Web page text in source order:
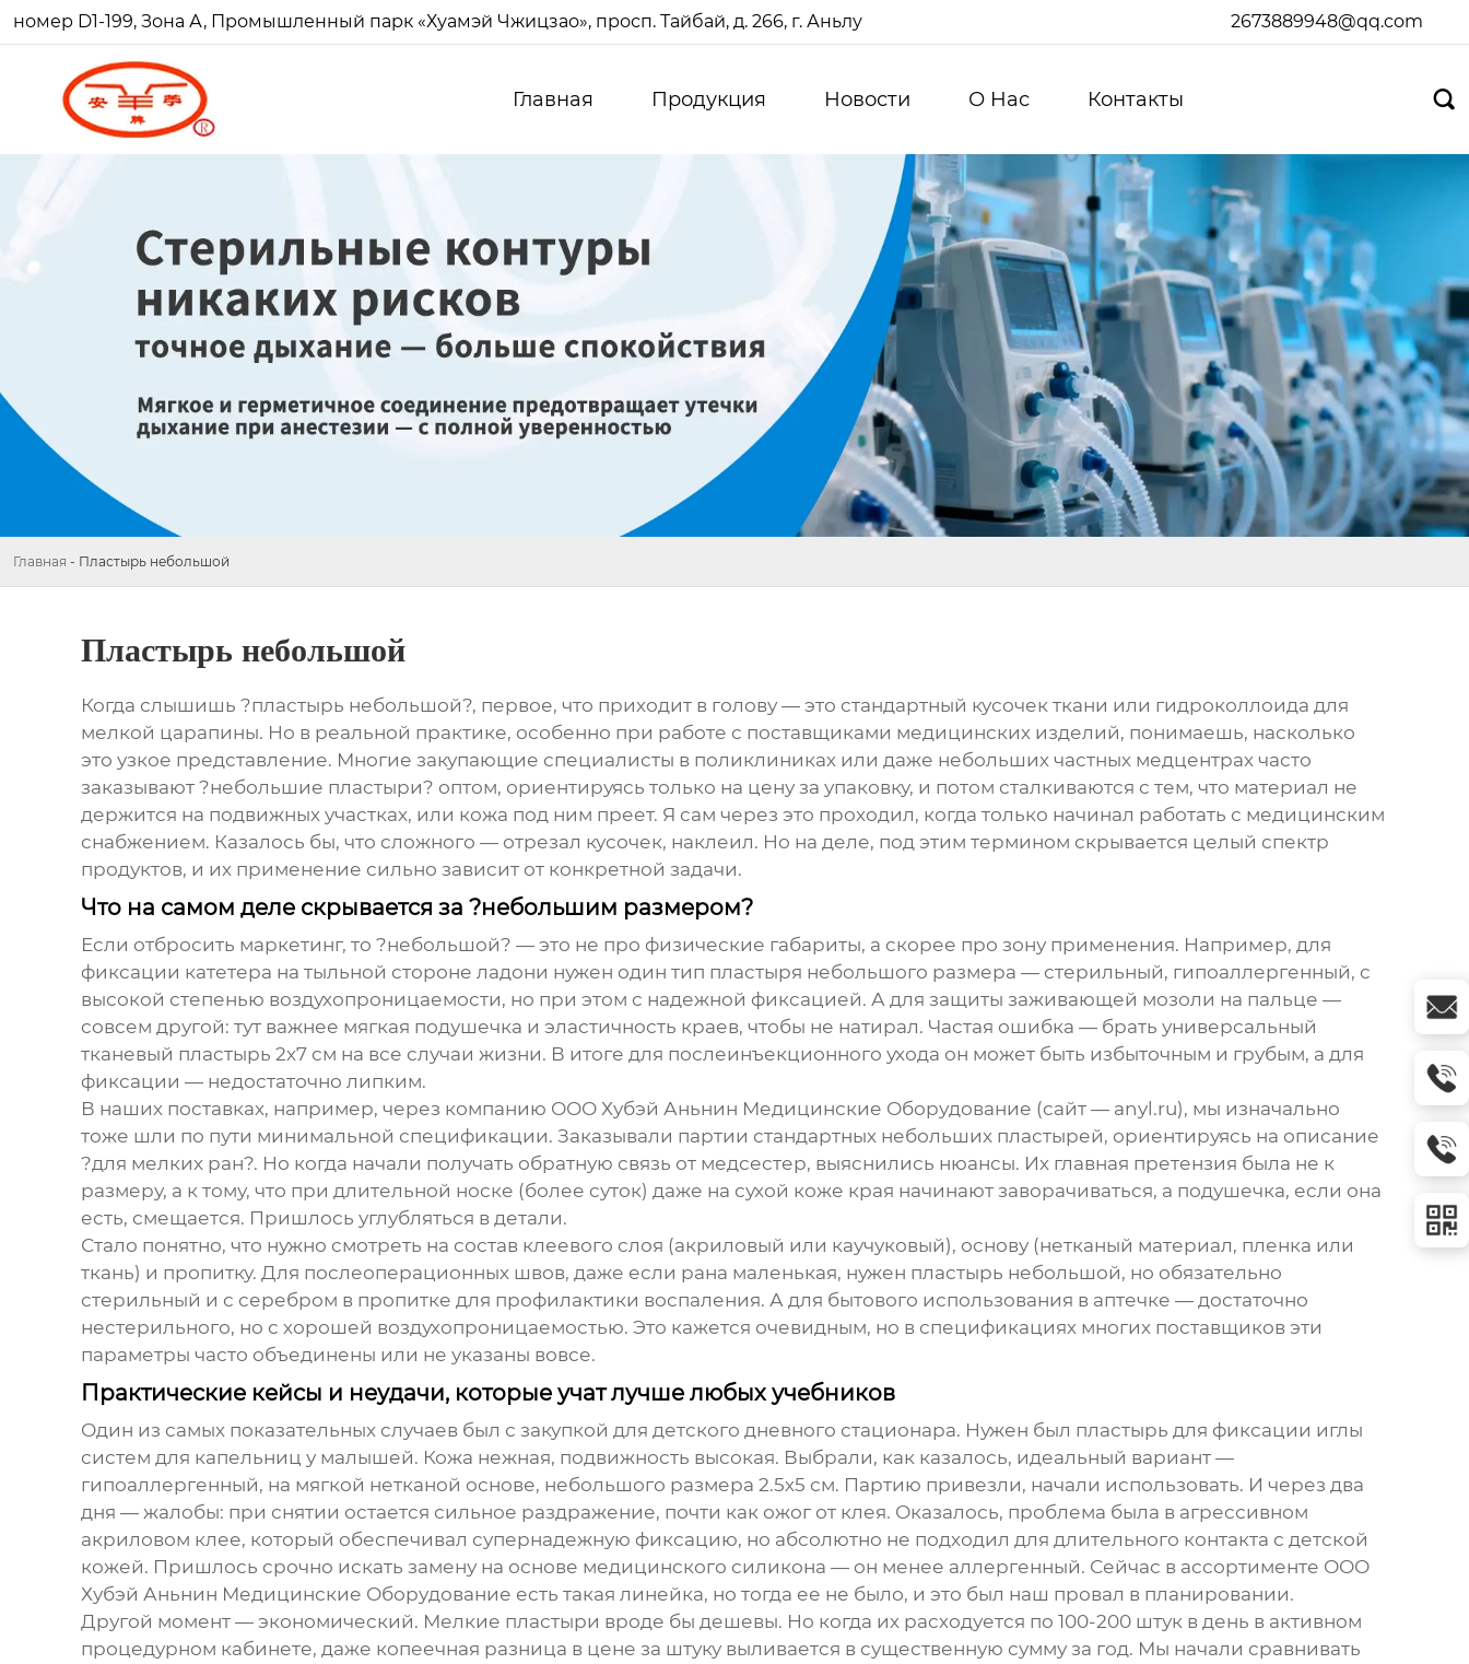
номер D1-199, Зона А, Промышленный парк «Хуамэй Чжицзао», просп. Тайбай, д. 266, г. Аньлу 2673889948@qq.com
Главная Продукция Новости О Hас Контакты 
Главная - Пластырь небольшой
Пластырь небольшой
Когда слышишь ?пластырь небольшой?, первое, что приходит в голову — это стандартный кусочек ткани или гидроколлоида для
мелкой царапины. Но в реальной практике, особенно при работе с поставщиками медицинских изделий, понимаешь, насколько
это узкое представление. Многие закупающие специалисты в поликлиниках или даже небольших частных медцентрах часто
заказывают ?небольшие пластыри? оптом, ориентируясь только на цену за упаковку, и потом сталкиваются с тем, что материал не
держится на подвижных участках, или кожа под ним преет. Я сам через это проходил, когда только начинал работать с медицинским
снабжением. Казалось бы, что сложного — отрезал кусочек, наклеил. Но на деле, под этим термином скрывается целый спектр
продуктов, и их применение сильно зависит от конкретной задачи.
Что на самом деле скрывается за ?небольшим размером?
Если отбросить маркетинг, то ?небольшой? — это не про физические габариты, а скорее про зону применения. Например, для
фиксации катетера на тыльной стороне ладони нужен один тип пластыря небольшого размера — стерильный, гипоаллергенный, с
высокой степенью воздухопроницаемости, но при этом с надежной фиксацией. А для защиты заживающей мозоли на пальце —
совсем другой: тут важнее мягкая подушечка и эластичность краев, чтобы не натирал. Частая ошибка — брать универсальный
тканевый пластырь 2х7 см на все случаи жизни. В итоге для послеинъекционного ухода он может быть избыточным и грубым, а для
фиксации — недостаточно липким.
В наших поставках, например, через компанию ООО Хубэй Аньнин Медицинские Оборудование (сайт — anyl.ru), мы изначально
тоже шли по пути минимальной спецификации. Заказывали партии стандартных небольших пластырей, ориентируясь на описание
?для мелких ран?. Но когда начали получать обратную связь от медсестер, выяснились нюансы. Их главная претензия была не к
размеру, а к тому, что при длительной носке (более суток) даже на сухой коже края начинают заворачиваться, а подушечка, если она
есть, смещается. Пришлось углубляться в детали.
Стало понятно, что нужно смотреть на состав клеевого слоя (акриловый или каучуковый), основу (нетканый материал, пленка или
ткань) и пропитку. Для послеоперационных швов, даже если рана маленькая, нужен пластырь небольшой, но обязательно
стерильный и с серебром в пропитке для профилактики воспаления. А для бытового использования в аптечке — достаточно
нестерильного, но с хорошей воздухопроницаемостью. Это кажется очевидным, но в спецификациях многих поставщиков эти
параметры часто объединены или не указаны вовсе.
Практические кейсы и неудачи, которые учат лучше любых учебников
Один из самых показательных случаев был с закупкой для детского дневного стационара. Нужен был пластырь для фиксации иглы
систем для капельниц у малышей. Кожа нежная, подвижность высокая. Выбрали, как казалось, идеальный вариант —
гипоаллергенный, на мягкой нетканой основе, небольшого размера 2.5х5 см. Партию привезли, начали использовать. И через два
дня — жалобы: при снятии остается сильное раздражение, почти как ожог от клея. Оказалось, проблема была в агрессивном
акриловом клее, который обеспечивал супернадежную фиксацию, но абсолютно не подходил для длительного контакта с детской
кожей. Пришлось срочно искать замену на основе медицинского силикона — он менее аллергенный. Сейчас в ассортименте ООО
Хубэй Аньнин Медицинские Оборудование есть такая линейка, но тогда ее не было, и это был наш провал в планировании.
Другой момент — экономический. Мелкие пластыри вроде бы дешевы. Но когда их расходуется по 100-200 штук в день в активном
процедурном кабинете, даже копеечная разница в цене за штуку выливается в существенную сумму за год. Мы начали сравнивать